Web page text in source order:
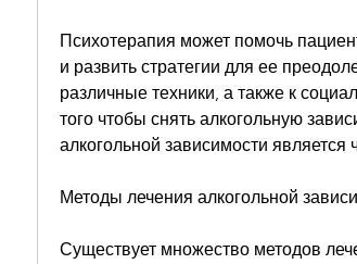
Психотерапия может помочь
и развить стратегии для ее
различные техники, а также к
того чтобы снять алкогольную
алкогольной зависимости
Методы лечения алкогольной
Существует множество методов